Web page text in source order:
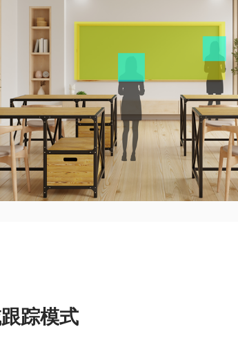
踪模式